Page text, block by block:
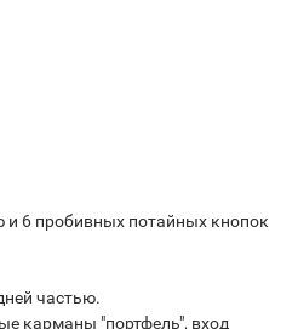
6 пробивных потайных кнопок
частью.
карманы "портфель", вход